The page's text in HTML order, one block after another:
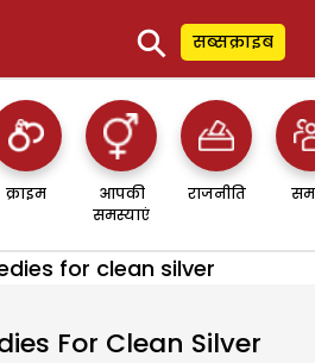
⚲ सब्सक्राइब
क्राइम
आपकी
समस्याएं
राजनीति
for clean silver
For Clean Silver